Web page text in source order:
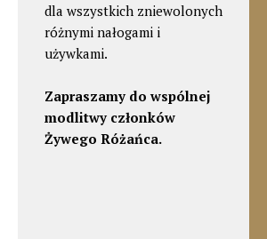
dla wszystkich zniewolonych
różnymi nałogami i
używkami.
Zapraszamy do wspólnej
modlitwy członków
Żywego Różańca.